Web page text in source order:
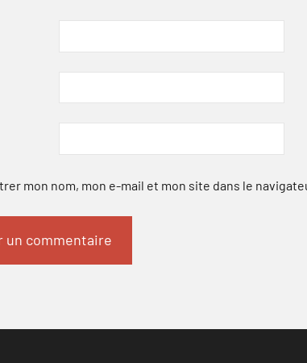
mon nom, mon e-mail et mon site dans le